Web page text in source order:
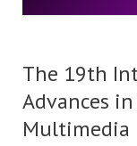
The 19th
Advances
Multimedia